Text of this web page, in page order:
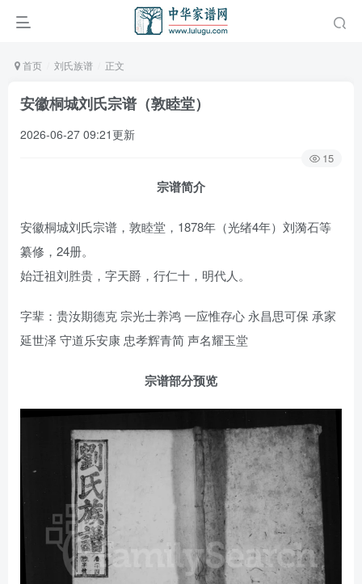
首页 刘氏族谱 正文
安徽桐城刘氏宗谱（敦睦堂）
2026-06-27 09:21更新
15
宗谱简介
安徽桐城刘氏宗谱，敦睦堂，1878年（光绪4年）刘漪石等
纂修，24册。
始迁祖刘胜贵，字天爵，行仁十，明代人。
字辈：贵汝期德克 宗光士养鸿 一应惟存心 永昌思可保 承家
延世泽 守道乐安康 忠孝辉青简 声名耀玉堂
宗谱部分预览